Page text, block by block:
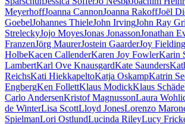
MeyerhoffJoanna CannonJoanna RakoffJoël
GoebelJohannes ThieleJohn IrvingJohn Ray
StreleckyJojo MoyesJonas JonassonJonathan
FranzenJörg MaurerJostein GaarderJoy Fielding
HolbeKacen CallenderKaren Joy FowlerKarin
LambertKarl Ove KnausgardKate Saunders
ReichsKati HiekkapeltoKatja OskampKatrin
EngbergKen FollettKlaus ModickKlaus
Carlo AndersenKristof MagnussonLaura
de WinterLisa ScottLloyd JonesLorenzo
SpielmanLori OstlundLucinda RileyLucy